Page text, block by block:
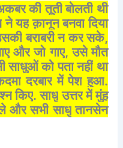
की तूती बोलती थी
ने यह क़ानून बनवा दिया
बराबरी न कर सके,
और जो गाए,उसे मौत
साधुओं को पता नहीं था
दरबार में पेश हुआ.
किए.साधु उत्तरमेंमुंह
और सभी साधु तानसेन